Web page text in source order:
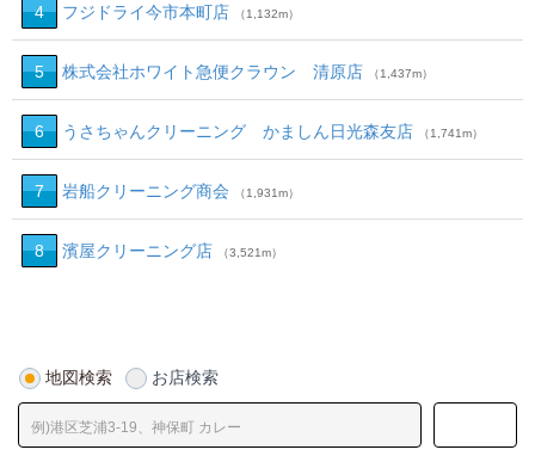
4 フジドライ今市本町店 （1,132m）
5 株式会社ホワイト急便クラウン 清原店 （1,437m）
6 うさちゃんクリーニング かましん日光森友店 （1,741m）
7 岩船クリーニング商会 （1,931m）
8 濱屋クリーニング店 （3,521m）
地図検索 お店検索